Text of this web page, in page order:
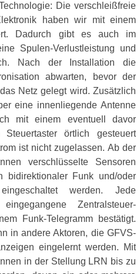
Die verschleißfreie
haben wir mit einem
Dadurch gibt es auch im
Spulen-Verlustleistung und
Nach der Installation die
abwarten, bevor der
Netz gelegt wird. Zusätzlich
eine innenliegende Antenne
mit einem eventuell davor
Steuertaster örtlich gesteuert
ist nicht zugelassen. Ab der
verschlüsselte Sensoren
bidirektionaler Funk und/oder
werden. Jede
Zentralsteuer-
Funk-Telegramm bestätigt.
in andere Aktoren, die GFVS-
eingelernt werden. Mit
in der Stellung LRN bis zu